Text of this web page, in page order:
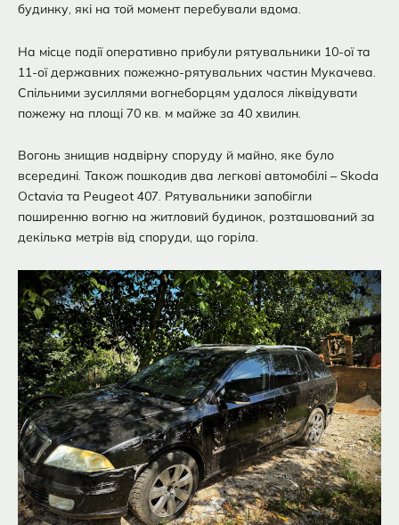
будинку, які на той момент перебували вдома.
На місце події оперативно прибули рятувальники 10-ої та
11-ої державних пожежно-рятувальних частин Мукачева.
Спільними зусиллями вогнеборцям удалося ліквідувати
пожежу на площі 70 кв. м майже за 40 хвилин.
Вогонь знищив надвірну споруду й майно, яке було
всередині. Також пошкодив два легкові автомобілі – Skoda
Octavia та Peugeot 407. Рятувальники запобігли
поширенню вогню на житловий будинок, розташований за
декілька метрів від споруди, що горіла.